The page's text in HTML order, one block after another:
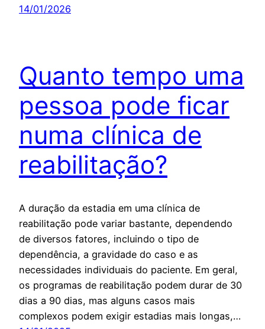
14/01/2026
Quanto tempo uma
pessoa pode ficar
numa clínica de
reabilitação?
A duração da estadia em uma clínica de
reabilitação pode variar bastante, dependendo
de diversos fatores, incluindo o tipo de
dependência, a gravidade do caso e as
necessidades individuais do paciente. Em geral,
os programas de reabilitação podem durar de 30
dias a 90 dias, mas alguns casos mais
complexos podem exigir estadias mais longas,…